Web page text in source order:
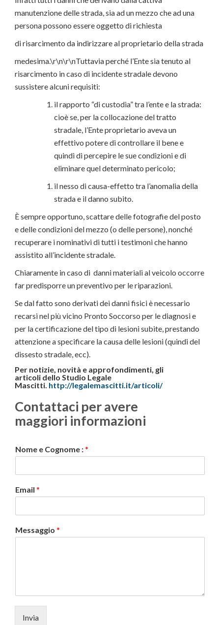
manutenzione delle strada, sia ad un mezzo che ad una
persona possono essere oggetto di richiesta
di risarcimento da indirizzare al proprietario della strada
medesima.\r\n\r\nTuttavia perché l’Ente sia tenuto al
risarcimento in caso di incidente stradale devono
sussistere alcuni requisiti:
il rapporto “di custodia” tra l’ente e la strada:
cioè se, per la collocazione del tratto
stradale, l’Ente proprietario aveva un
effettivo potere di controllare il bene e
quindi di percepire le sue condizioni e di
eliminare quel determinato pericolo;
il nesso di causa-effetto tra l’anomalia della
strada e il danno subito.
È sempre opportuno, scattare delle fotografie del posto
e delle condizioni del mezzo (o delle persone), nonché
recuperare i nominativi di tutti i testimoni che hanno
assistito all’incidente stradale.
Chiaramente in caso di danni materiali al veicolo occorre
far predisporre un preventivo per le riparazioni.
Se dal fatto sono derivati dei danni fisici è necessario
recarsi nel più vicino Pronto Soccorso per le diagnosi e
per la certificazione del tipo di lesioni subite, prestando
attenzione a specificare la causa delle lesioni (quindi del
dissesto stradale, ecc).
Per notizie, novità e approfondimenti, gli
articoli dello Studio Legale
Mascitti. http://legalemascitti.it/articoli/
Contattaci per avere
maggiori informazioni
Nome e Cognome :*
Email *
Messaggio *
Invia